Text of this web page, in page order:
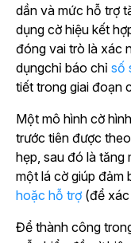
dần và mức hỗ trợ
dụng cờ hiệu kết
đóng vai trò là xác
dụngchỉ báo chỉ số
tiết trong giai đoạn
Một mô hình cờ
trước tiên được
hẹp, sau đó là tăng
một lá cờ giúp đảm
hoặc hỗ trợ (để
Để thành công